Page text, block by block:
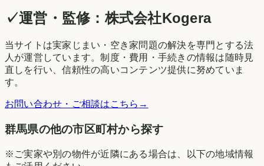
✓運営・監修：株式会社Kogera
当サイトは実家じまい・空き家問題の解決を専門とする法
人が運営しています。制度・費用・手続きの情報は随時見
直しを行い、信頼性の高いコンテンツ提供に努めていま
す。
お問い合わせ・ご相談はこちら →
群馬県の他の市区町村から探す
※ご実家や別の物件が近隣にある場合は、以下の地域情報